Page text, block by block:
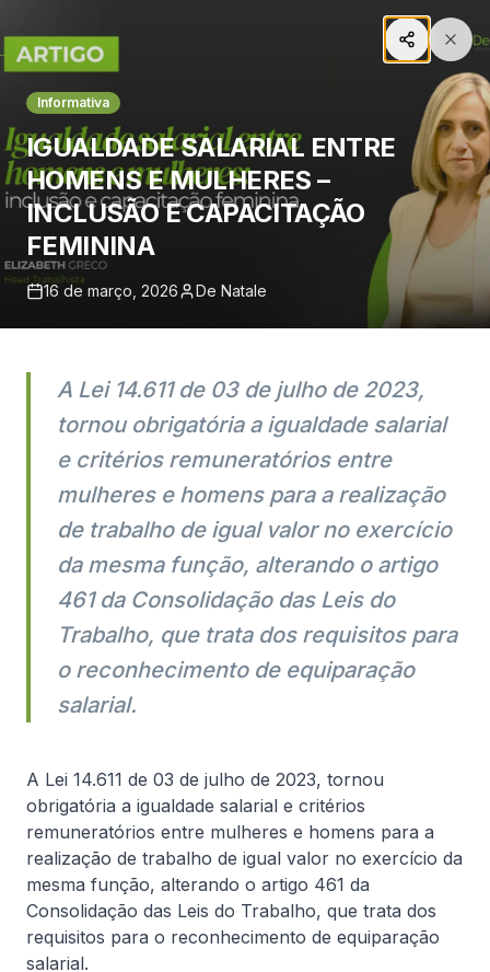
Voltar ao Início
Mídia e Publicações
Explore nossos artigos, notícias e insights
Pesquisar
Informativa
7 de agosto, 2026
Lei Felca não se aplica apenas às big
techs
A Lei nº 15.211/2025 instituiu o Estatuto Digital da
Criança e do Adolescente estabelecendo um novo
regime de obrigações para produtos e serviços
digitais no Brasil. Embora o debate público tenha se
concentrado nas big techs, o alcance da lei é
Ler artigo completo
Informativa
IGUALDADE SALARIAL ENTRE
HOMENS E MULHERES –
INCLUSÃO E CAPACITAÇÃO
FEMININA
16 de março, 2026 De Natale
A Lei 14.611 de 03 de julho de 2023,
tornou obrigatória a igualdade salarial
e critérios remuneratórios entre
mulheres e homens para a realização
de trabalho de igual valor no exercício
da mesma função, alterando o artigo
461 da Consolidação das Leis do
Trabalho, que trata dos requisitos para
o reconhecimento de equiparação
salarial.
A Lei 14.611 de 03 de julho de 2023, tornou
obrigatória a igualdade salarial e critérios
remuneratórios entre mulheres e homens para a
realização de trabalho de igual valor no exercício da
mesma função, alterando o artigo 461 da
Consolidação das Leis do Trabalho, que trata dos
requisitos para o reconhecimento de equiparação
salarial.